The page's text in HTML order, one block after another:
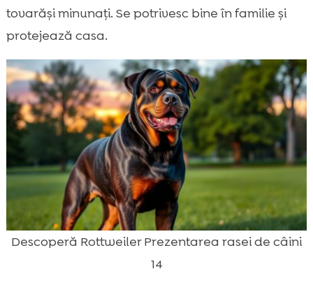
tovarăși minunați. Se potrivesc bine în familie și
protejează casa.
Descoperă Rottweiler Prezentarea rasei de câini
14